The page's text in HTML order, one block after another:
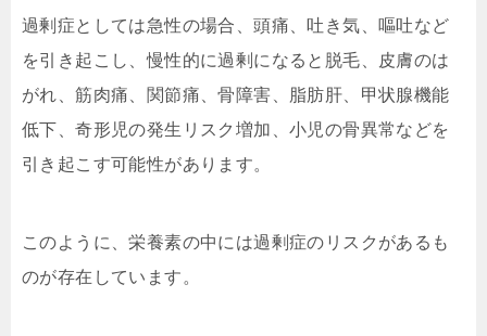
過剰症としては急性の場合、頭痛、吐き気、嘔吐など
を引き起こし、慢性的に過剰になると脱毛、皮膚のは
がれ、筋肉痛、関節痛、骨障害、脂肪肝、甲状腺機能
低下、奇形児の発生リスク増加、小児の骨異常などを
引き起こす可能性があります。
このように、栄養素の中には過剰症のリスクがあるも
のが存在しています。